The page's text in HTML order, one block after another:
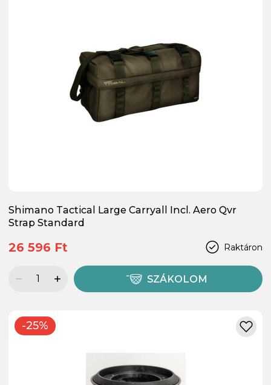
Shimano Tactical Large Carryall Incl. Aero Qvr
Strap Standard
Raktáron
26 596 Ft
SZÁKOLOM
-25%